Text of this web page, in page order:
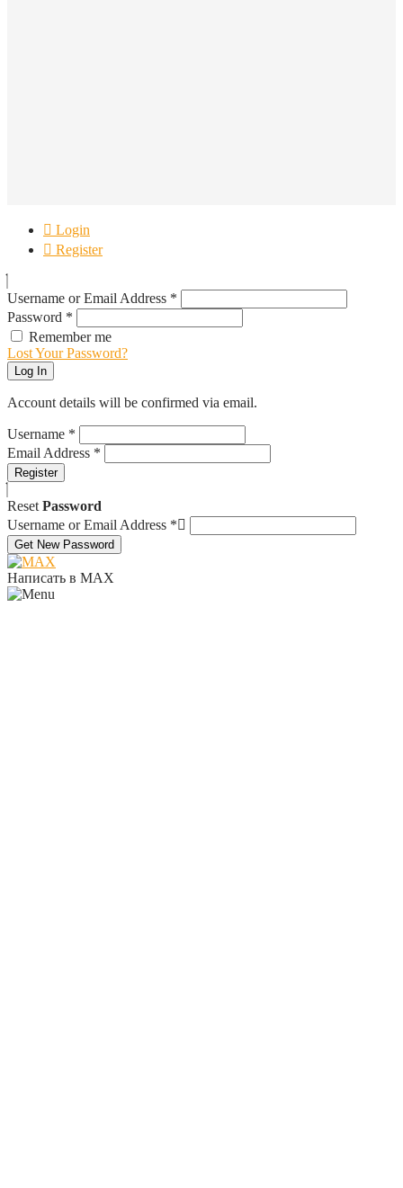
Login
Register
Username or Email Address *
Password *
Remember me
Lost Your Password?
Log In
Account details will be confirmed via email.
Username *
Email Address *
Register
Reset Password
Username or Email Address *
Get New Password
Написать в MAX